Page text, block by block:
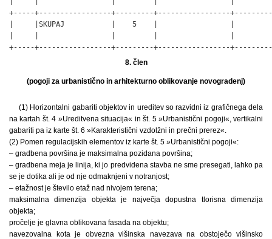
+-----+-----------------+---------+-----------------
|     |SKUPAJ           |    5    |                 |
+-----+-----------------+---------+-----------------
8. člen
(pogoji za urbanistično in arhitekturno oblikovanje novogradenj)
(1) Horizontalni gabariti objektov in ureditev so razvidni iz grafičnega dela
na kartah št. 4 »Ureditvena situacija« in št. 5 »Urbanistični pogoji«, vertikalni
gabariti pa iz karte št. 6 »Karakteristični vzdolžni in prečni prerez«.
(2) Pomen regulacijskih elementov iz karte št. 5 »Urbanistični pogoji«:
– gradbena površina je maksimalna pozidana površina;
– gradbena meja je linija, ki jo predvidena stavba ne sme presegati, lahko pa
se je dotika ali je od nje odmaknjeni v notranjost;
– etažnost je število etaž nad nivojem terena;
maksimalna dimenzija objekta je največja dopustna tlorisna dimenzija
objekta;
pročelje je glavna oblikovana fasada na objektu;
navezovalna kota je obvezna višinska navezava na obstoječo višinsko